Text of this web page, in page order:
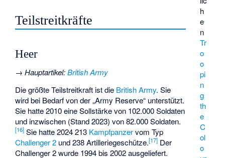
h
e
n
Tr
o
o
pi
n
g
th
e
C
ol
o
Teilstreitkräfte
Heer
→Hauptartikel:British Army
Die größte Teilstreitkraft ist die British Army. Sie
wird bei Bedarf von der „Army Reserve“ unterstützt.
Sie hatte 2010 eine Sollstärke von 102.000 Soldaten
und inzwischen (Stand 2023) von 82.000 Soldaten.
[16] Sie hatte 2024 213 Kampfpanzervom Typ
Challenger 2 und 238 Artilleriegeschütze.[17] Der
Challenger 2 wurde 1994 bis 2002 ausgeliefert.